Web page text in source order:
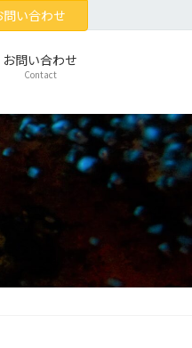
問い合わせ
お問い合わせ
Contact